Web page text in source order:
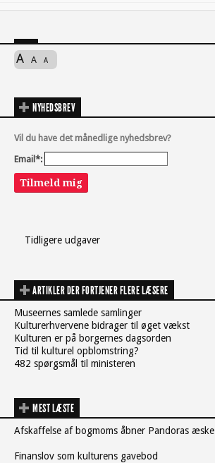
A A A
NYHEDSBREV
Vil du have det månedlige nyhedsbrev?
Email*:
Tilmeld mig
Tidligere udgaver
ARTIKLER DER FORTJENER FLERE LÆSERE
Museernes samlede samlinger
Kulturerhvervene bidrager til øget vækst
Kulturen er på borgernes dagsorden
Tid til kulturel opblomstring?
482 spørgsmål til ministeren
MEST LÆSTE
Afskaffelse af bogmoms åbner Pandoras æske
Finanslov som kulturens gavebod